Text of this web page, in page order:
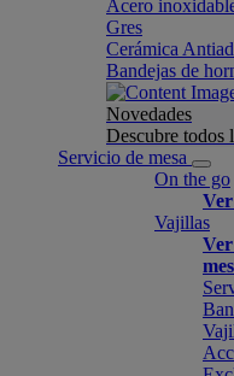
Acero
Gres
Cerámica
Bandejas de
Novedades
Descubre todos
Servicio de mesa
On the go
Vajillas